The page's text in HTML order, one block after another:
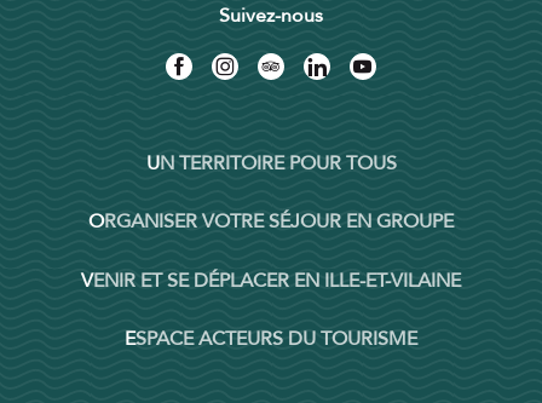
Suivez-nous
UN TERRITOIRE POUR TOUS
ORGANISER VOTRE SÉJOUR EN GROUPE
VENIR ET SE DÉPLACER EN ILLE-ET-VILAINE
ESPACE ACTEURS DU TOURISME